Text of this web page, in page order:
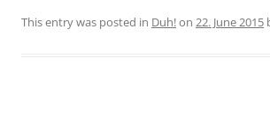
This entry was posted in Duh!on 22. June 2015